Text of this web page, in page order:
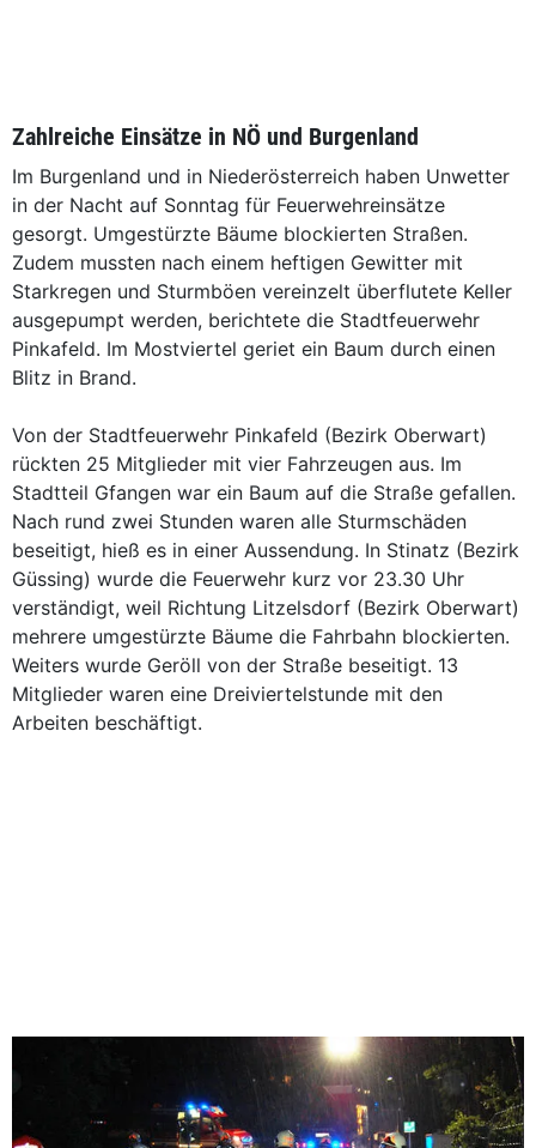
Zahlreiche Einsätze in NÖ und Burgenland
Im Burgenland und in Niederösterreich haben Unwetter
in der Nacht auf Sonntag für Feuerwehreinsätze
gesorgt. Umgestürzte Bäume blockierten Straßen.
Zudem mussten nach einem heftigen Gewitter mit
Starkregen und Sturmböen vereinzelt überflutete Keller
ausgepumpt werden, berichtete die Stadtfeuerwehr
Pinkafeld. Im Mostviertel geriet ein Baum durch einen
Blitz in Brand.
Von der Stadtfeuerwehr Pinkafeld (Bezirk Oberwart)
rückten 25 Mitglieder mit vier Fahrzeugen aus. Im
Stadtteil Gfangen war ein Baum auf die Straße gefallen.
Nach rund zwei Stunden waren alle Sturmschäden
beseitigt, hieß es in einer Aussendung. In Stinatz (Bezirk
Güssing) wurde die Feuerwehr kurz vor 23.30 Uhr
verständigt, weil Richtung Litzelsdorf (Bezirk Oberwart)
mehrere umgestürzte Bäume die Fahrbahn blockierten.
Weiters wurde Geröll von der Straße beseitigt. 13
Mitglieder waren eine Dreiviertelstunde mit den
Arbeiten beschäftigt.